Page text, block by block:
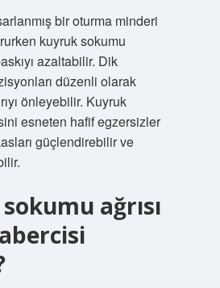
bir oturma minderi
kuyruk sokumu
azaltabilir. Dik
düzenli olarak
önleyebilir. Kuyruk
esneten hafif egzersizler
güçlendirebilir ve
ağrısı